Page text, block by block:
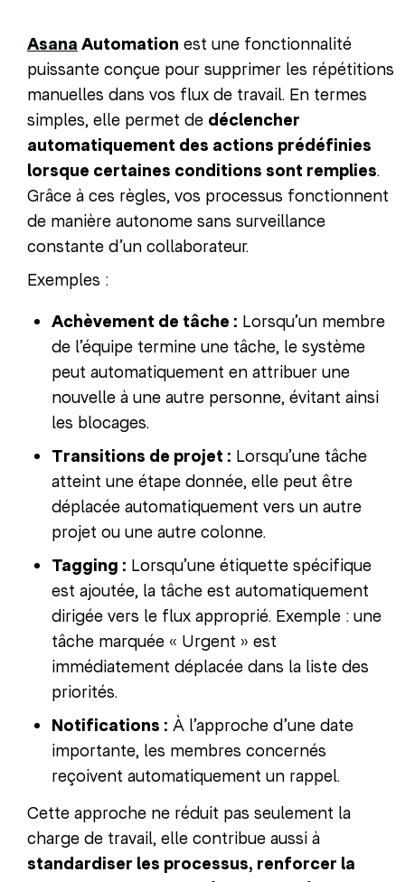
Asana Automation est une fonctionnalité
puissante conçue pour supprimer les répétitions
manuelles dans vos flux de travail. En termes
simples, elle permet de déclencher
automatiquement des actions prédéfinies
lorsque certaines conditions sont remplies.
Grâce à ces règles, vos processus fonctionnent
de manière autonome sans surveillance
constante d’un collaborateur.
Exemples :
Achèvement de tâche : Lorsqu’un membre
de l’équipe termine une tâche, le système
peut automatiquement en attribuer une
nouvelle à une autre personne, évitant ainsi
les blocages.
Transitions de projet : Lorsqu’une tâche
atteint une étape donnée, elle peut être
déplacée automatiquement vers un autre
projet ou une autre colonne.
Tagging : Lorsqu’une étiquette spécifique
est ajoutée, la tâche est automatiquement
dirigée vers le flux approprié. Exemple : une
tâche marquée « Urgent » est
immédiatement déplacée dans la liste des
priorités.
Notifications : À l’approche d’une date
importante, les membres concernés
reçoivent automatiquement un rappel.
Cette approche ne réduit pas seulement la
charge de travail, elle contribue aussi à
standardiser les processus, renforcer la